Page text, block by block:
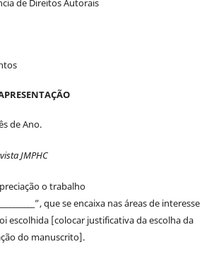
de Direitos Autorais
de Ano.
JMPHC
o trabalho
que se encaixa nas áreas de interesse
escolhida [colocar justificativa da escolha da
do manuscrito].